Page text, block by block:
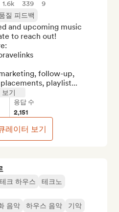
테크 하우스 테크노
음악 하우스 음악 기악
1.6k 339
9
질 피드백
and upcoming music
to reach out!
follow-up,
playlist...
보기
응답 수
2,151
레이터 보기